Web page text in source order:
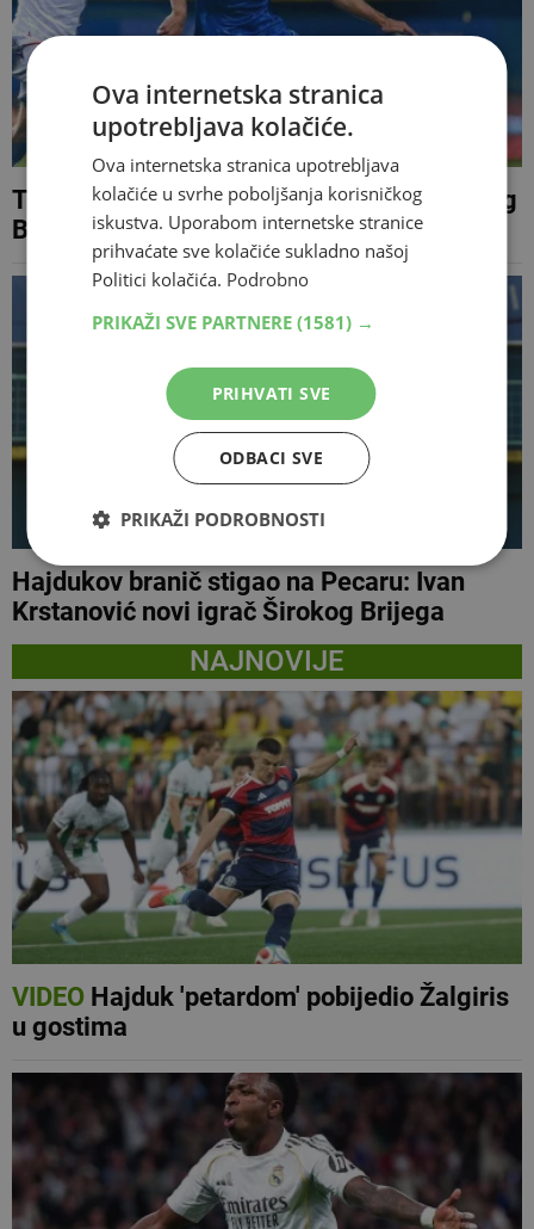
Teška ozljeda mladog nogometaša Širokog
Brijega, sezona za Bajkušu završena
Hajdukov branič stigao na Pecaru: Ivan
Krstanović novi igrač Širokog Brijega
NAJNOVIJE
VIDEOHajduk 'petardom' pobijedio Žalgiris
u gostima
Ova internetska stranica
upotrebljava kolačiće.
Ova internetska stranica upotrebljava
kolačiće u svrhe poboljšanja korisničkog
iskustva. Uporabom internetske stranice
prihvaćate sve kolačiće sukladno našoj
Politici kolačića. Podrobno
PRIKAŽI SVE PARTNERE (1581) →
PRIHVATI SVE
ODBACI SVE
PRIKAŽI PODROBNOSTI